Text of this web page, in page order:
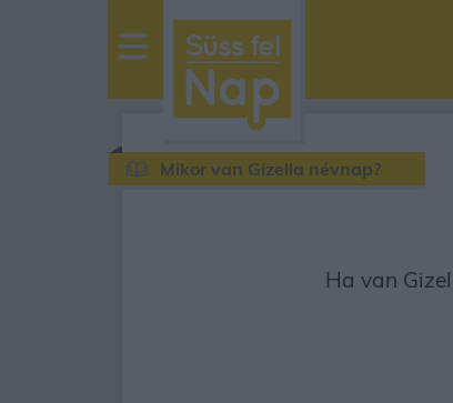
sussfelnap.hu
időjárás
Mikor van Gizella névnap?
Ha van